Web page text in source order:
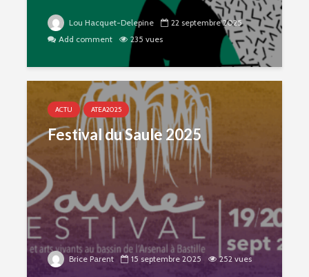
Lou Hacquet-Delepine
22 septembre 2025
Add comment
235 vues
ACTU ATEA2025
Festival du Saule 2025
Brice Parent 15 septembre 2025 252 vues